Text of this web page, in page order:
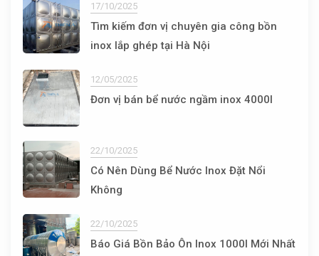
17/10/2025
Tìm kiếm đơn vị chuyên gia công bồn
inox lắp ghép tại Hà Nội
12/05/2025
Đơn vị bán bể nước ngầm inox 4000l
22/10/2025
Có Nên Dùng Bể Nước Inox Đặt Nổi
Không
22/10/2025
Báo Giá Bồn Bảo Ôn Inox 1000l Mới Nhất